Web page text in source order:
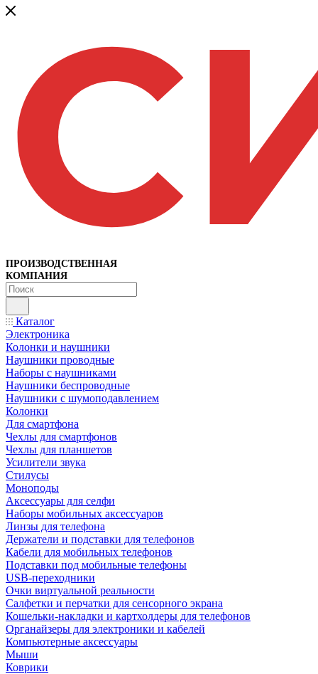
ПРОИЗВОДСТВЕННАЯ
КОМПАНИЯ
Каталог
Электроника
Колонки и наушники
Наушники проводные
Наборы с наушниками
Наушники беспроводные
Наушники с шумоподавлением
Колонки
Для смартфона
Чехлы для смартфонов
Чехлы для планшетов
Усилители звука
Стилусы
Моноподы
Аксессуары для селфи
Наборы мобильных аксессуаров
Линзы для телефона
Держатели и подставки для телефонов
Кабели для мобильных телефонов
Подставки под мобильные телефоны
USB-переходники
Очки виртуальной реальности
Салфетки и перчатки для сенсорного экрана
Кошельки-накладки и картхолдеры для телефонов
Органайзеры для электроники и кабелей
Компьютерные аксессуары
Мыши
Коврики